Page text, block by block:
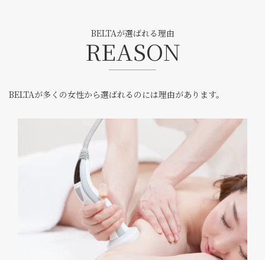
BELTAが選ばれる理由
REASON
BELTAが多くの女性から選ばれるのには理由があります。